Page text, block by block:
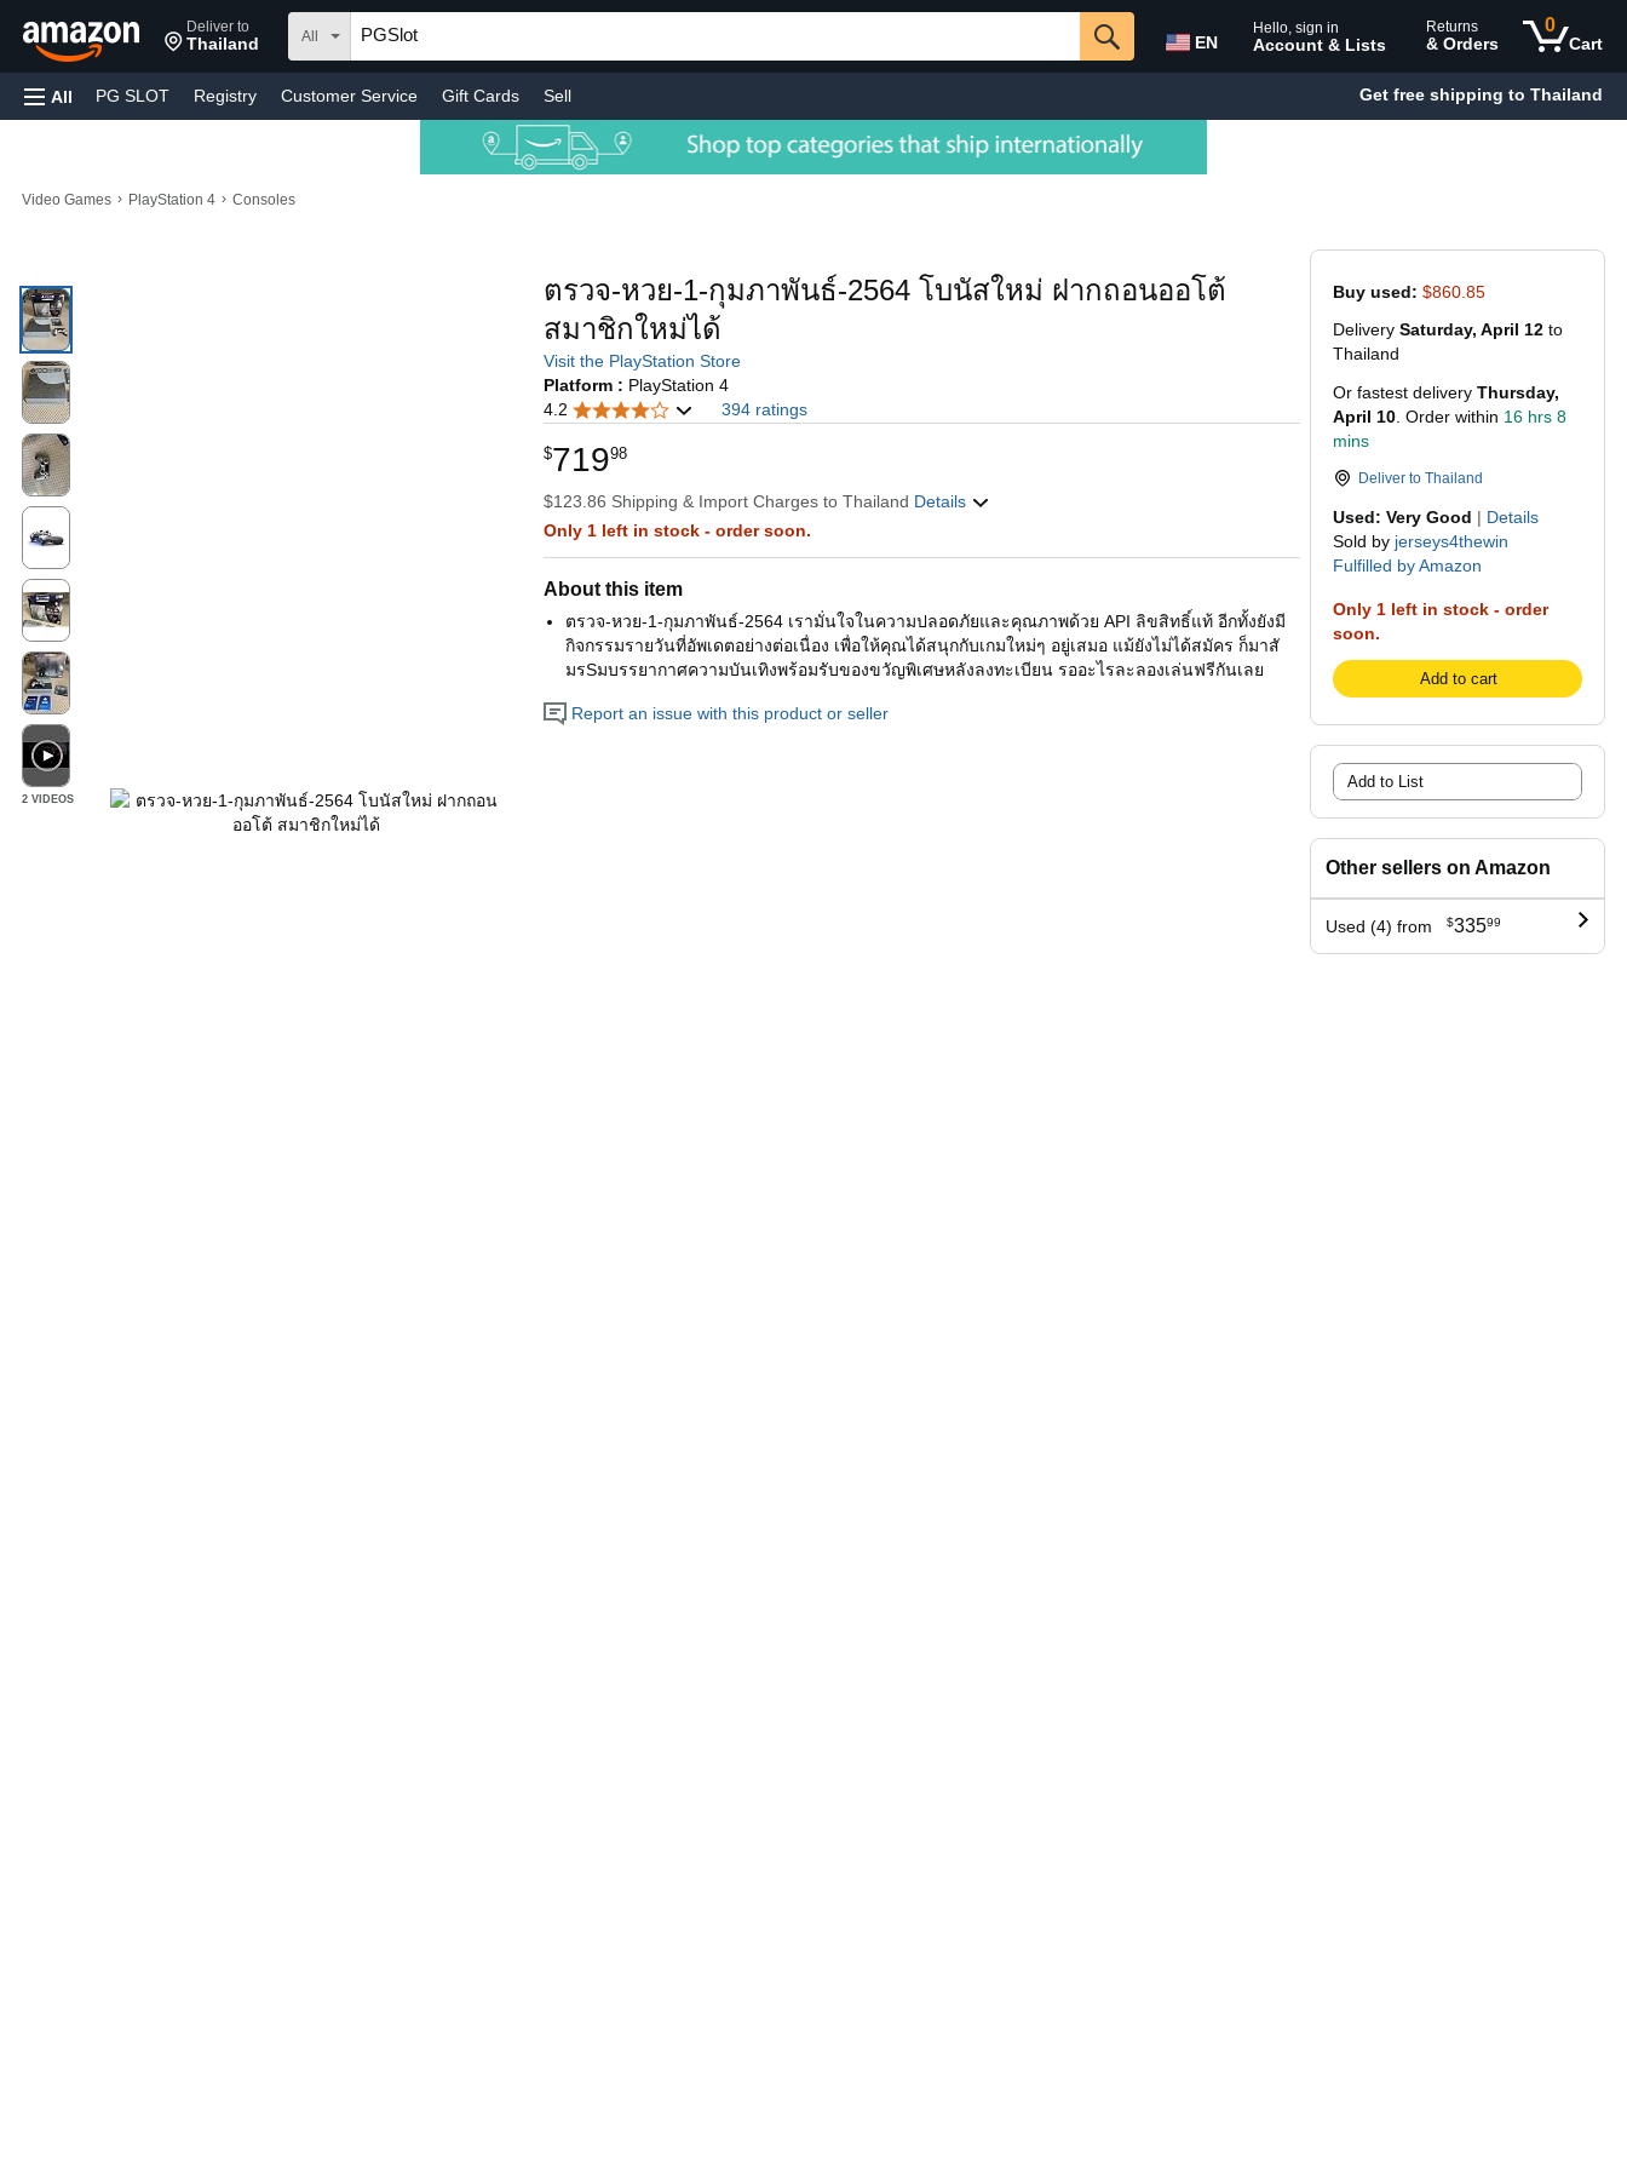
Deliver to
Thailand All EN
Hello, sign in
Account & Lists
Returns
& Orders
0
Cart
All PG SLOT Registry Customer Service Gift Cards Sell Get free shipping to Thailand
Video Games › PlayStation 4 › Consoles
Buy used: $860.85
Delivery Saturday, April 12 to
Thailand
Or fastest delivery Thursday,
April 10 . Order within 16 hrs 8
mins
Deliver to Thailand
Used: Very Good | Details
Sold by jerseys4thewin
Fulfilled by Amazon
Only 1 left in stock - order
soon.
Add to cart
Add to List
Other sellers on Amazon
Used (4) from $33599
2 VIDEOS
ตรวจ-หวย-1-กุมภาพันธ์-2564 โบนัสใหม่ ฝากถอนออโต้
สมาชิกใหม่ได้
Visit the PlayStation Store
Platform : PlayStation 4
4.2
394 ratings
$71998
$123.86 Shipping & Import Charges to Thailand Details
Only 1 left in stock - order soon.
About this item
ตรวจ-หวย-1-กุมภาพันธ์-2564 เรามั่นใจในความปลอดภัยและคุณภาพด้วย API ลิขสิทธิ์แท้ อีกทั้งยังมี
กิจกรรมรายวันที่อัพเดตอย่างต่อเนื่อง เพื่อให้คุณได้สนุกกับเกมใหม่ๆ อยู่เสมอ แม้ยังไม่ได้สมัคร ก็มาสั
มรSมบรรยากาศความบันเทิงพร้อมรับของขวัญพิเศษหลังลงทะเบียน รออะไรละลองเล่นฟรีกันเลย
Report an issue with this product or seller